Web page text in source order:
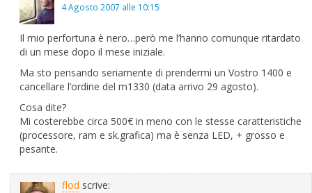
4 Agosto 2007 alle 10:15
Il mio perfortuna è nero…però me l’hanno comunque ritardato
di un mese dopo il mese iniziale.
Ma sto pensando seriamente di prendermi un Vostro 1400 e
cancellare l’ordine del m1330 (data arrivo 29 agosto).
Cosa dite?
Mi costerebbe circa 500€ in meno con le stesse caratteristiche
(processore, ram e sk.grafica) ma è senza LED, + grosso e
pesante.
flod scrive: